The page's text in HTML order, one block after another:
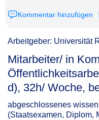
Kommentar hinzufügen
Arbeitgeber: Universität
Mitarbeiter/ in
d), 32h/ Woche,
abgeschlossenes
(Staatsexamen, Diplom,